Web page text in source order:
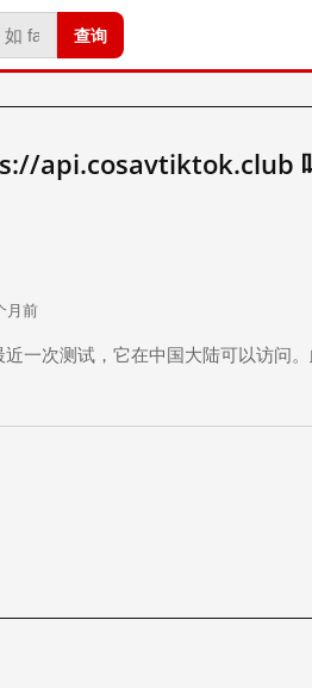
查询
api.cosavtiktok.club
月前
一次测试，它在中国大陆可以访问